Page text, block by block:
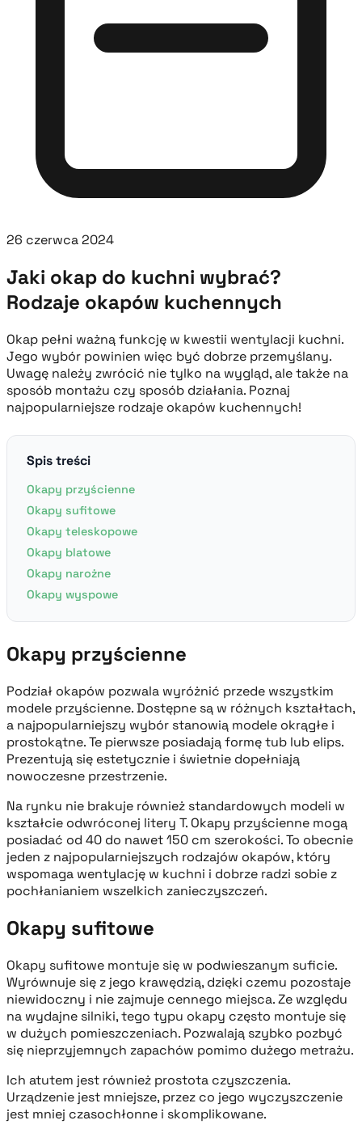
26 czerwca 2024
Jaki okap do kuchni wybrać?
Rodzaje okapów kuchennych
Okap pełni ważną funkcję w kwestii wentylacji kuchni.
Jego wybór powinien więc być dobrze przemyślany.
Uwagę należy zwrócić nie tylko na wygląd, ale także na
sposób montażu czy sposób działania. Poznaj
najpopularniejsze rodzaje okapów kuchennych!
Spis treści
Okapy przyścienne
Okapy sufitowe
Okapy teleskopowe
Okapy blatowe
Okapy narożne
Okapy wyspowe
Okapy przyścienne
Podział okapów pozwala wyróżnić przede wszystkim
modele przyścienne. Dostępne są w różnych kształtach,
a najpopularniejszy wybór stanowią modele okrągłe i
prostokątne. Te pierwsze posiadają formę tub lub elips.
Prezentują się estetycznie i świetnie dopełniają
nowoczesne przestrzenie.
Na rynku nie brakuje również standardowych modeli w
kształcie odwróconej litery T. Okapy przyścienne mogą
posiadać od 40 do nawet 150 cm szerokości. To obecnie
jeden z najpopularniejszych rodzajów okapów, który
wspomaga wentylację w kuchni i dobrze radzi sobie z
pochłanianiem wszelkich zanieczyszczeń.
Okapy sufitowe
Okapy sufitowe montuje się w podwieszanym suficie.
Wyrównuje się z jego krawędzią, dzięki czemu pozostaje
niewidoczny i nie zajmuje cennego miejsca. Ze względu
na wydajne silniki, tego typu okapy często montuje się
w dużych pomieszczeniach. Pozwalają szybko pozbyć
się nieprzyjemnych zapachów pomimo dużego metrażu.
Ich atutem jest również prostota czyszczenia.
Urządzenie jest mniejsze, przez co jego wyczyszczenie
jest mniej czasochłonne i skomplikowane.